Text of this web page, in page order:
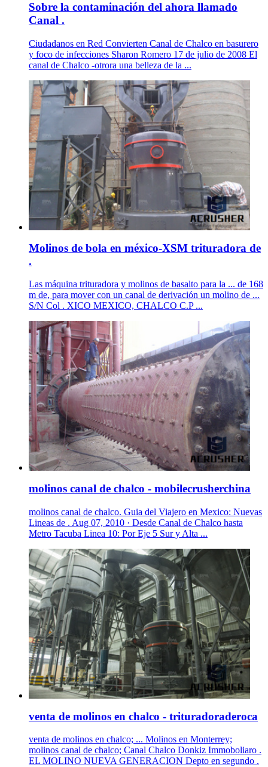
Sobre la contaminación del ahora llamado
Canal .
Ciudadanos en Red Convierten Canal de Chalco en basurero
y foco de infecciones Sharon Romero 17 de julio de 2008 El
canal de Chalco -otrora una belleza de la ...
Molinos de bola en méxico-XSM trituradora de
.
Las máquina trituradora y molinos de basalto para la ... de 168
m de, para mover con un canal de derivación un molino de ...
S/N Col . XICO MEXICO, CHALCO C.P ...
molinos canal de chalco - mobilecrusherchina
molinos canal de chalco. Guia del Viajero en Mexico: Nuevas
Lineas de . Aug 07, 2010 · Desde Canal de Chalco hasta
Metro Tacuba Linea 10: Por Eje 5 Sur y Alta ...
venta de molinos en chalco - trituradoraderoca
venta de molinos en chalco; ... Molinos en Monterrey;
molinos canal de chalco; Canal Chalco Donkiz Immoboliaro .
EL MOLINO NUEVA GENERACION Depto en segundo .